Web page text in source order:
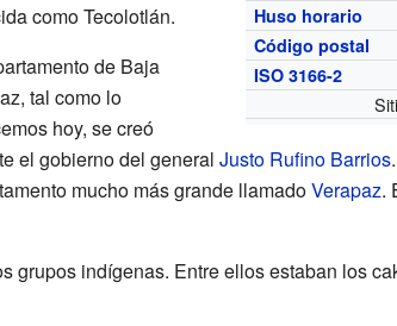
Huso horario
Código postal
ISO 3166-2
como Tecolotlán.
de Baja
tal como lo
hoy, se creó
el gobierno del general Justo Rufino Barrios
mucho más grande llamadoVerapaz.
grupos indígenas. Entre ellos estaban los